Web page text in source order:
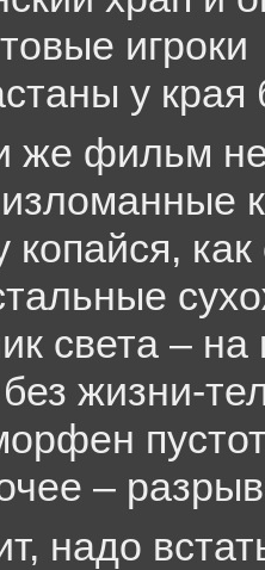
игроки
у края
же фильм
копайся,
света – на
жизни-
–
надо